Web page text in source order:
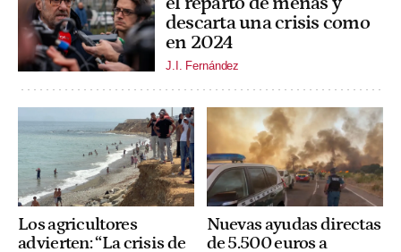
descarta una crisis como
en 2024
J.I. Fernández
Los agricultores
advierten: “La crisis de
Nuevas ayudas directas
de 5.500 euros a